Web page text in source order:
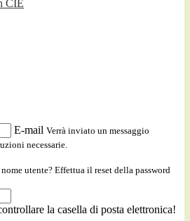
CIE
E-mail Verrà inviato un messaggio
necessarie.
utente? Effettua il reset della password
la casella di posta elettronica!